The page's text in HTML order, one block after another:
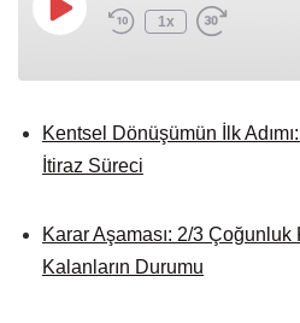
1x
Kentsel Dönüşümün İlk
İtiraz Süreci
Karar Aşaması: 2/3 Çoğunluk
Kalanların Durumu